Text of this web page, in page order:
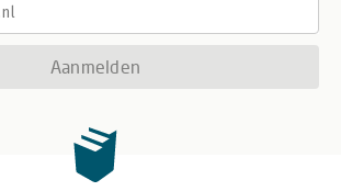
Aanmelden